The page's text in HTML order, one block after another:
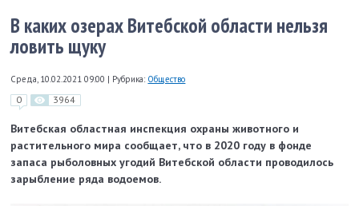
В каких озерах Витебской области нельзя
ловить щуку
Среда, 10.02.2021 09:00 | Рубрика: Общество
0 3964
Витебская областная инспекция охраны животного и
растительного мира сообщает, что в 2020 году в фонде
запаса рыболовных угодий Витебской области проводилось
зарыбление ряда водоемов.